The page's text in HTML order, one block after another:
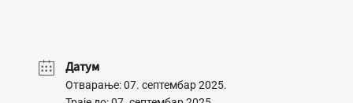
Датум
Отварање: 07. септембар 2025.